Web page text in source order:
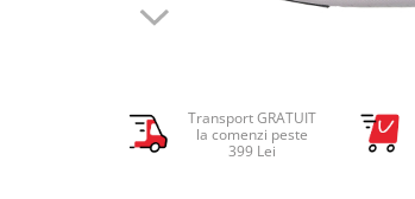
Transport GRATUIT
la comenzi peste
399 Lei